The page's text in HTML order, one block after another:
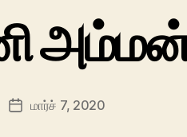
Postமார்ச் 7, 2020